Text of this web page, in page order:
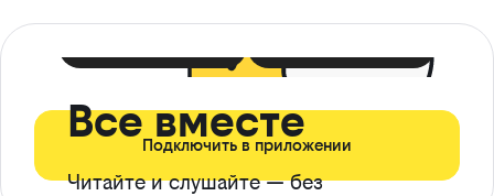
Все вместе
Читайте и слушайте — без
Подключить в приложении